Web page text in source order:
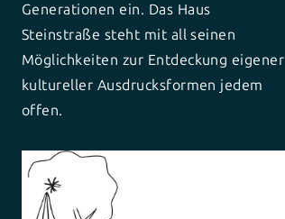
Generationen ein. Das Haus
Steinstraße steht mit all seinen
Möglichkeiten zur Entdeckung eigener
kultureller Ausdrucksformen jedem
offen.